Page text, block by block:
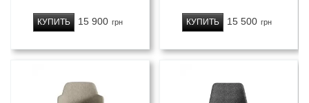
15 900 грн
КУПИТЬ 15 500 грн
КУПИТЬ